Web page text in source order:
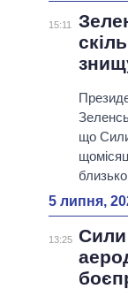
15:11
що
5 липня,
13:25 Сили